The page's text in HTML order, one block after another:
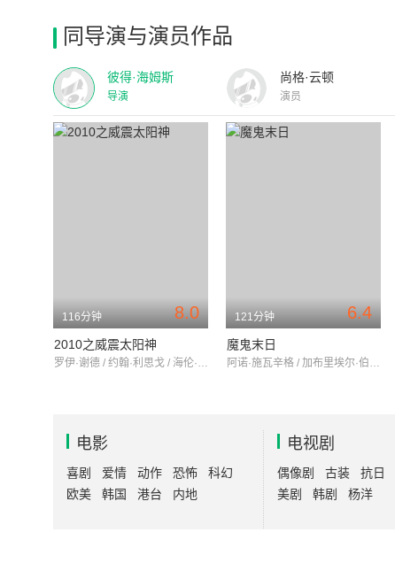
同导演与演员作品
彼得·海姆斯
导演
尚格·云顿
演员
8.0
116分钟
2010之威震太阳神
罗伊·谢德 / 约翰·利思戈 / 海伦·米伦
6.4
121分钟
魔鬼末日
阿诺·施瓦辛格 / 加布里埃尔·伯恩 / 罗宾·汤尼
电影
喜剧 爱情 动作 恐怖
科幻
欧美
韩国 港台 内地
电视剧
偶像剧 古装 抗日
美剧
韩剧 杨洋